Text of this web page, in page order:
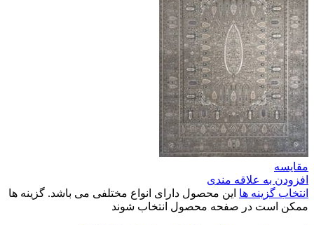
مقایسه
افزودن به علاقه مندی
انتخاب گزینه ها این محصول دارای انواع مختلفی می باشد. گزینه ها
ممکن است در صفحه محصول انتخاب شوند